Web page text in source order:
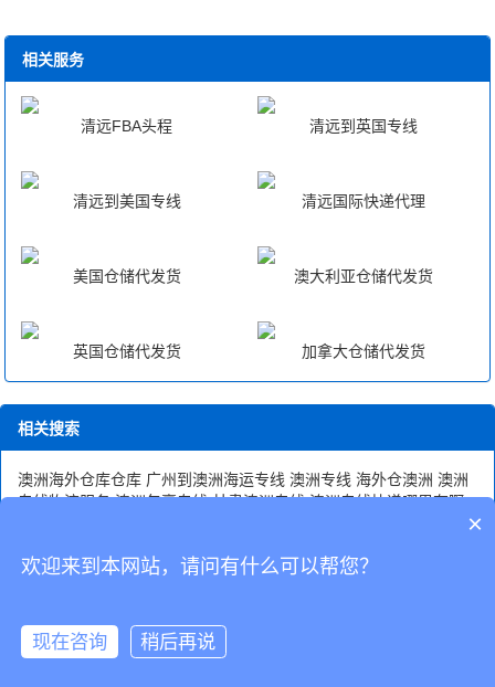
相关服务
清远FBA头程 清远到英国专线
清远到美国专线 清远国际快递代理
美国仓储代发货 澳大利亚仓储代发货
英国仓储代发货 加拿大仓储代发货
相关搜索
澳洲海外仓库仓库 广州到澳洲海运专线 澳洲专线 海外仓澳洲 澳洲
专线物流服务 澳洲包裹专线 甘肃澳洲专线 澳洲专线快递哪里有啊
×
欢迎来到本网站，请问有什么可以帮您？
现在咨询 稍后再说